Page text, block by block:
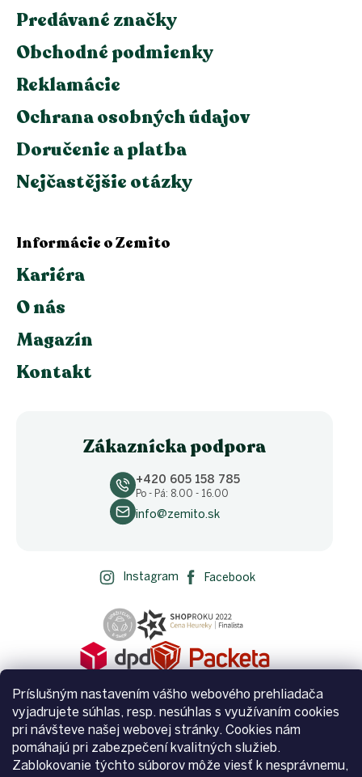
Príslušným nastavením vášho webového prehliadača
vyjadrujete súhlas, resp. nesúhlas s využívaním cookies
pri návšteve našej webovej stránky. Cookies nám
pomáhajú pri zabezpečení kvalitných služieb.
Zablokovanie týchto súborov môže viesť k nesprávnemu,
Predávané značky
Obchodné podmienky
Reklamácie
Ochrana osobných údajov
Doručenie a platba
Nejčastějšie otázky
Informácie o Zemito
Kariéra
O nás
Magazín
Kontakt
Zákaznícka podpora
+420 605 158 785
Po - Pá: 8.00 - 16.00
info@zemito.sk
Instagram Facebook
Vytvoril Shoptet